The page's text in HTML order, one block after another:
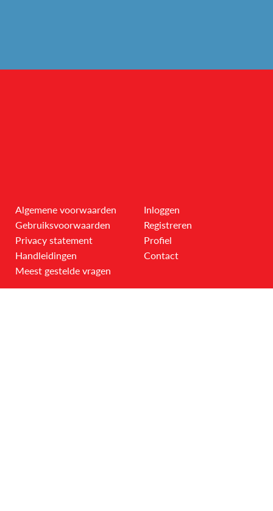
Algemene voorwaarden
Gebruiksvoorwaarden
Privacy statement
Handleidingen
Meest gestelde vragen
Inloggen
Registreren
Profiel
Contact